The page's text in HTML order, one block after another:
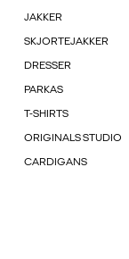
JAKKER
SKJORTEJAKKER
DRESSER
PARKAS
T-SHIRTS
ORIGINALS STUDIO
CARDIGANS